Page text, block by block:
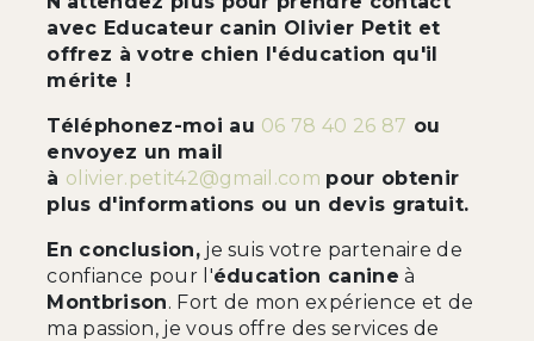
avec Educateur canin Olivier Petit et
offrez à votre chien l'éducation qu'il
mérite !
Téléphonez-moi au 06 78 40 26 87 ou
envoyez un mail
à olivier.petit42@gmail.com pour obtenir
plus d'informations ou un devis gratuit.
En conclusion,je suis votre partenaire de
confiance pour l'éducation canine à
Montbrison. Fort de mon expérience et de
ma passion, je vous offre des services de